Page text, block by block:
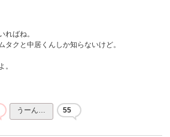
ればね。
タクと中居くんしか知らないけど。
。
うーん… 55